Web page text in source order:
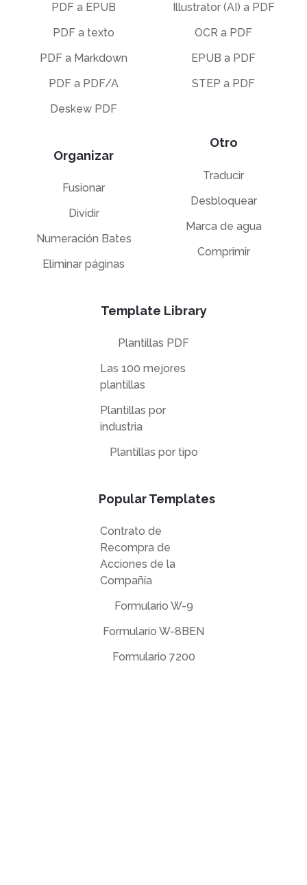
PDF a EPUB
PDF a texto
PDF a Markdown
PDF a PDF/A
Deskew PDF
Organizar
Fusionar
Dividir
Numeración Bates
Eliminar páginas
Illustrator (AI) a PDF
OCR a PDF
EPUB a PDF
STEP a PDF
Otro
Traducir
Desbloquear
Marca de agua
Comprimir
Template Library
Plantillas PDF
Las 100 mejores
plantillas
Plantillas por
industria
Plantillas por tipo
Popular Templates
Contrato de
Recompra de
Acciones de la
Compañía
Formulario W-9
Formulario W-8BEN
Formulario 7200